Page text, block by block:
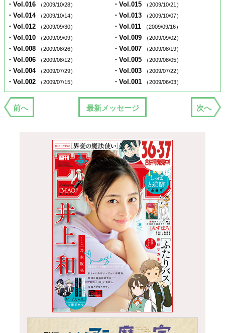
・Vol.016 （2009/10/28） ・Vol.015 （2009/10/21）
・Vol.014 （2009/10/14） ・Vol.013 （2009/10/07）
・Vol.012 （2009/09/30） ・Vol.011 （2009/09/16）
・Vol.010 （2009/09/09） ・Vol.009 （2009/09/02）
・Vol.008 （2009/08/26） ・Vol.007 （2009/08/19）
・Vol.006 （2009/08/12） ・Vol.005 （2009/08/05）
・Vol.004 （2009/07/29） ・Vol.003 （2009/07/22）
・Vol.002 （2009/07/15） ・Vol.001 （2009/06/03）
前へ 最新メッセージ 次へ